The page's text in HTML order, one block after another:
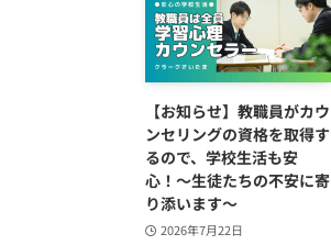
【お知らせ】教職員がカウ
ンセリングの資格を取得す
るので、学校生活も安
心！〜生徒たちの不安に寄
り添います～
2026年7月22日